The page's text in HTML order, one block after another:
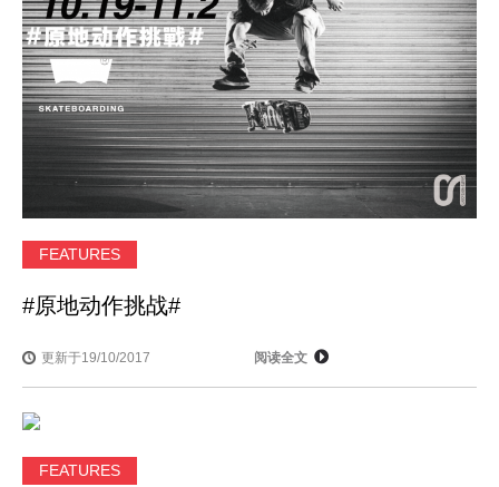
FEATURES
#原地动作挑战#
更新于19/10/2017 阅读全文
FEATURES